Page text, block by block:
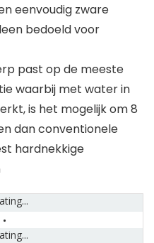
eenvoudig zware
bedoeld voor
past op de meeste
waarbij met water in
is het mogelijk om 8
dan conventionele
hardnekkige